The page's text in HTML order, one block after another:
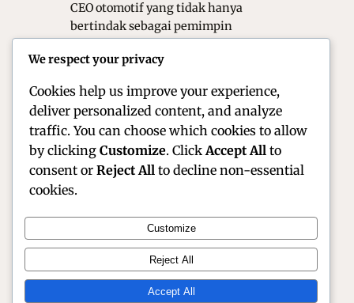
CEO otomotif yang tidak hanya
bertindak sebagai pemimpin
arsitek strategi jangka panjang. Pada
Official Site of Christian Montanari | Racer &
Motorsport Profile
We respect your privacy
Cookies help us improve your experience,
deliver personalized content, and analyze
traffic. You can choose which cookies to allow
by clicking Customize. Click Accept All to
consent or Reject All to decline non-essential
cookies.
Customize
Reject All
Accept All